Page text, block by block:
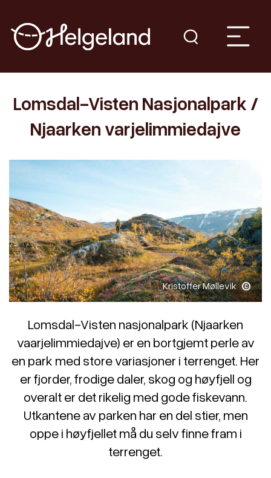
Lomsdal-Visten Nasjonalpark /
Njaarken varjelimmiedajve
Kristoffer Møllevik
Lomsdal-Visten nasjonalpark (Njaarken
vaarjelimmiedajve) er en bortgjemt perle av
en park med store variasjoner i terrenget. Her
er fjorder, frodige daler, skog og høyfjell og
overalt er det rikelig med gode fiskevann.
Utkantene av parken har en del stier, men
oppe i høyfjellet må du selv finne fram i
terrenget.